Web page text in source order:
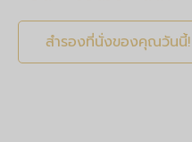
สำรองที่นั่งของคุณวันนี้!